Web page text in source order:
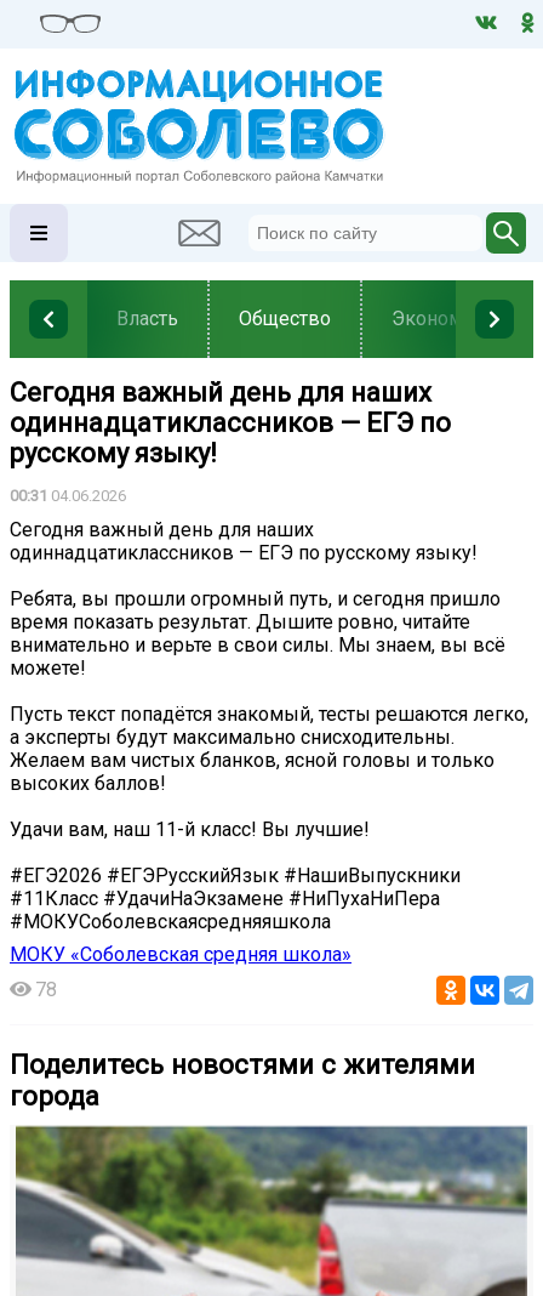
Власть Общество Экономика
Сегодня важный день для наших
одиннадцатиклассников — ЕГЭ по
русскому языку!
00:31 04.06.2026
Сегодня важный день для наших
одиннадцатиклассников — ЕГЭ по русскому языку!
Ребята, вы прошли огромный путь, и сегодня пришло
время показать результат. Дышите ровно, читайте
внимательно и верьте в свои силы. Мы знаем, вы всё
можете!
Пусть текст попадётся знакомый, тесты решаются легко,
а эксперты будут максимально снисходительны.
Желаем вам чистых бланков, ясной головы и только
высоких баллов!
Удачи вам, наш 11-й класс! Вы лучшие! ️
#ЕГЭ2026 #ЕГЭРусскийЯзык #НашиВыпускники
#11Класс #УдачиНаЭкзамене #НиПухаНиПера
#МОКУСоболевскаясредняяшкола
МОКУ «Соболевская средняя школа»
78
Поделитесь новостями с жителями
города